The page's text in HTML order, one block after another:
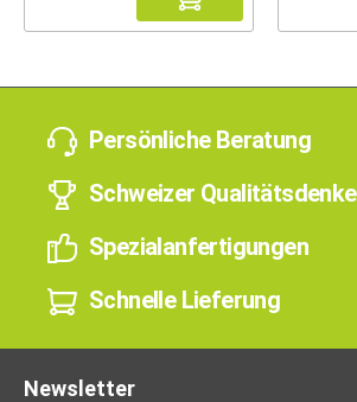
Persönliche Beratung
Schweizer
Spezialanfertigungen
Schnelle Lieferung
Newsletter